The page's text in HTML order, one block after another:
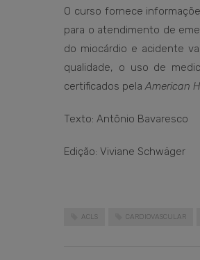
O curso fornece
para o atendimento de
do miocárdio e acidente
qualidade, o uso de
certificados pelaAmerican
Texto: Antônio Bavaresco
Edição: Viviane Schwäger
ACLS CARDIOVASCULAR